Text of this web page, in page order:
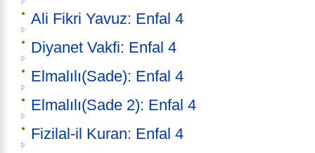
Ali Fikri Yavuz: Enfal 4
Diyanet Vakfi: Enfal 4
Elmalılı(Sade): Enfal 4
Elmalılı(Sade 2): Enfal 4
Fizilal-il Kuran: Enfal 4